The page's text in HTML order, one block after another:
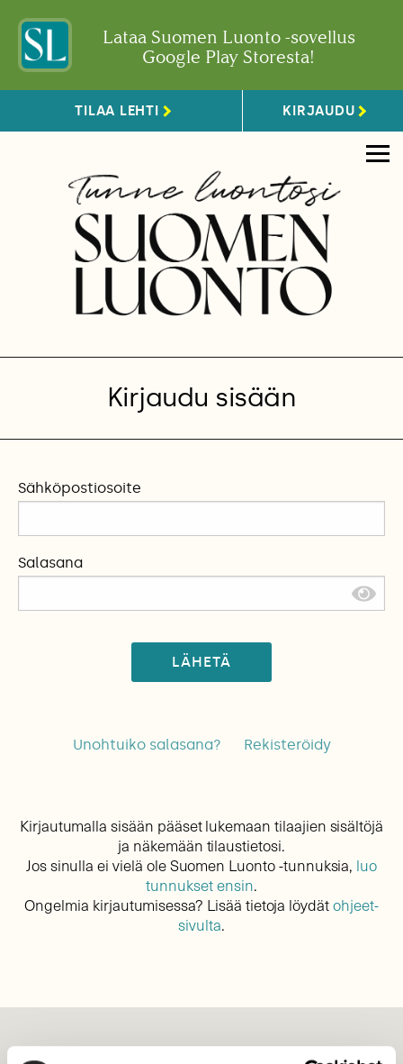
Lataa Suomen Luonto -sovellus
Google Play Storesta!
TILAA LEHTI KIRJAUDU
Kirjaudu sisään
Sähköpostiosoite
Salasana
LÄHETÄ
Unohtuiko salasana? Rekisteröidy
Kirjautumalla sisään pääset lukemaan tilaajien sisältöjä
ja näkemään tilaustietosi.
Jos sinulla ei vielä ole Suomen Luonto -tunnuksia, luo
tunnukset ensin.
Ongelmia kirjautumisessa? Lisää tietoja löydätohjeet-
sivulta.